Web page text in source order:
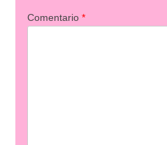
Comentario *